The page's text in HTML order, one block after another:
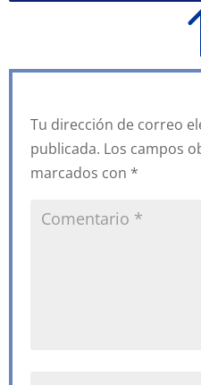
Tu dirección de correo
publicada. Los campos
marcados con *